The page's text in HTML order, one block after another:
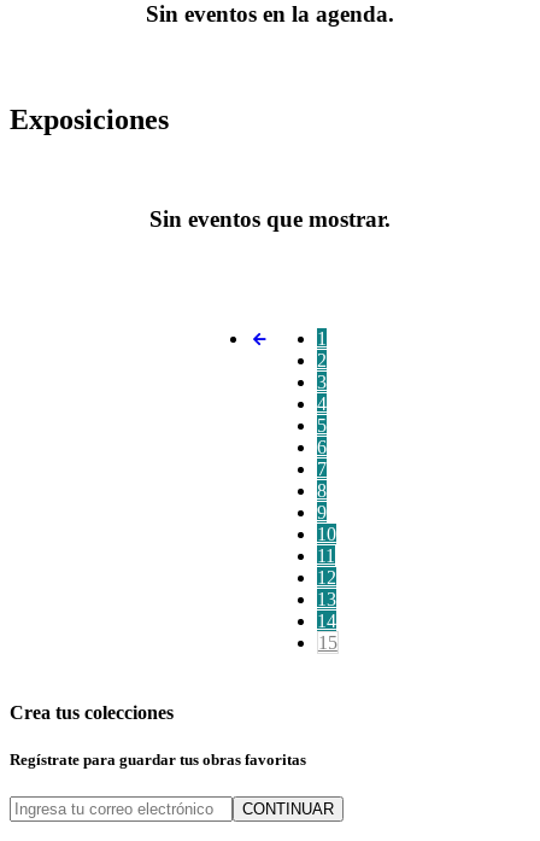
Sin eventos en la agenda.
Exposiciones
Sin eventos que mostrar.
1
2
3
4
5
6
7
8
9
10
11
12
13
14
15
Crea tus colecciones
Regístrate para guardar tus obras favoritas
CONTINUAR